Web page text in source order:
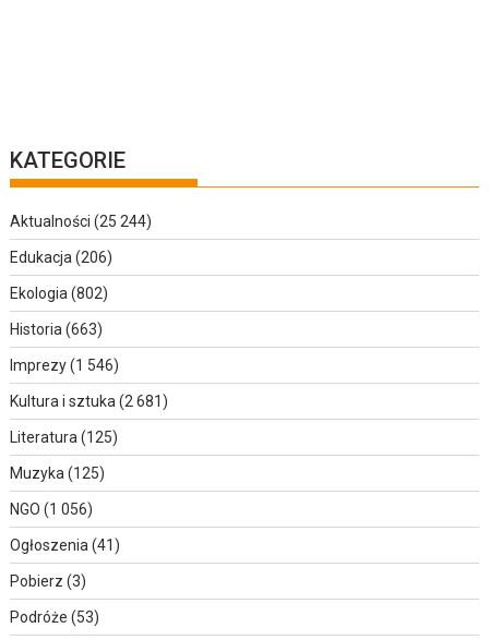
KATEGORIE
Aktualności (25 244)
Edukacja (206)
Ekologia (802)
Historia (663)
Imprezy(1 546)
Kultura i sztuka (2 681)
Literatura (125)
Muzyka (125)
NGO (1 056)
Ogłoszenia (41)
Pobierz (3)
Podróże (53)